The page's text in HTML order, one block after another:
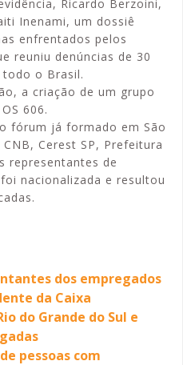
Ricardo Berzoini,
Inenami, um dossiê
enfrentados pelos
reuniu denúncias de 30
o Brasil.
a criação de um grupo
606.
fórum já formado em São
Cerest SP, Prefeitura
representantes de
nacionalizada e resultou
dos empregados
da Caixa
do Grande do Sul e
pessoas com